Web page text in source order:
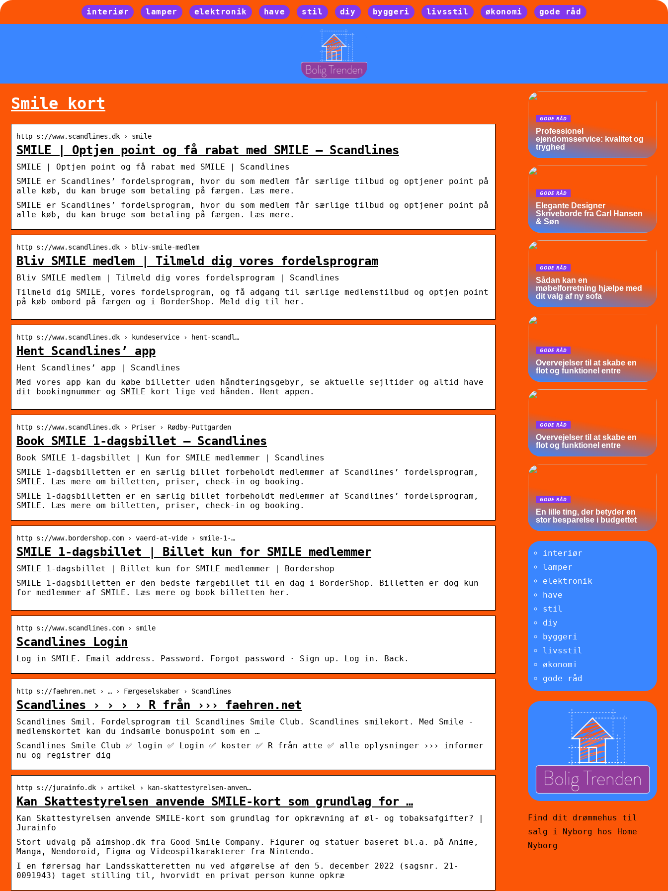
interiør lamper elektronik have stil diy byggeri livsstil økonomi gode råd
Smile kort
http s://www.scandlines.dk › smile
SMILE | Optjen point og få rabat med SMILE – Scandlines
SMILE | Optjen point og få rabat med SMILE | Scandlines
SMILE er Scandlines’ fordelsprogram, hvor du som medlem får særlige tilbud og optjener point på
alle køb, du kan bruge som betaling på færgen. Læs mere.
SMILE er Scandlines’ fordelsprogram, hvor du som medlem får særlige tilbud og optjener point på
alle køb, du kan bruge som betaling på færgen. Læs mere.
http s://www.scandlines.dk › bliv-smile-medlem
Bliv SMILE medlem | Tilmeld dig vores fordelsprogram
Bliv SMILE medlem | Tilmeld dig vores fordelsprogram | Scandlines
Tilmeld dig SMILE, vores fordelsprogram, og få adgang til særlige medlemstilbud og optjen point
på køb ombord på færgen og i BorderShop. Meld dig til her.
http s://www.scandlines.dk › kundeservice › hent-scandl…
Hent Scandlines’ app
Hent Scandlines’ app | Scandlines
Med vores app kan du købe billetter uden håndteringsgebyr, se aktuelle sejltider og altid have
dit bookingnummer og SMILE kort lige ved hånden. Hent appen.
http s://www.scandlines.dk › Priser › Rødby-Puttgarden
Book SMILE 1-dagsbillet – Scandlines
Book SMILE 1-dagsbillet | Kun for SMILE medlemmer | Scandlines
SMILE 1-dagsbilletten er en særlig billet forbeholdt medlemmer af Scandlines’ fordelsprogram,
SMILE. Læs mere om billetten, priser, check-in og booking.
SMILE 1-dagsbilletten er en særlig billet forbeholdt medlemmer af Scandlines’ fordelsprogram,
SMILE. Læs mere om billetten, priser, check-in og booking.
http s://www.bordershop.com › vaerd-at-vide › smile-1-…
SMILE 1-dagsbillet | Billet kun for SMILE medlemmer
SMILE 1-dagsbillet | Billet kun for SMILE medlemmer | Bordershop
SMILE 1-dagsbilletten er den bedste færgebillet til en dag i BorderShop. Billetten er dog kun
for medlemmer af SMILE. Læs mere og book billetten her.
http s://www.scandlines.com › smile
Scandlines Login
Log in SMILE. Email address. Password. Forgot password · Sign up. Log in. Back.
http s://faehren.net › … › Færgeselskaber › Scandlines
Scandlines › › › › R från ››› faehren.net
Scandlines Smil. Fordelsprogram til Scandlines Smile Club. Scandlines smilekort. Med Smile -
medlemskortet kan du indsamle bonuspoint som en …
Scandlines Smile Club ✅ login ✅ Login ✅ koster ✅ R från atte ✅ alle oplysninger ››› informer
nu og registrer dig
http s://jurainfo.dk › artikel › kan-skattestyrelsen-anven…
Kan Skattestyrelsen anvende SMILE-kort som grundlag for …
Kan Skattestyrelsen anvende SMILE-kort som grundlag for opkrævning af øl- og tobaksafgifter? |
Jurainfo
Stort udvalg på aimshop.dk fra Good Smile Company. Figurer og statuer baseret bl.a. på Anime,
Manga, Nendoroid, Figma og Videospilkarakterer fra Nintendo.
I en førersag har Landsskatteretten nu ved afgørelse af den 5. december 2022 (sagsnr. 21-
0091943) taget stilling til, hvorvidt en privat person kunne opkræ
GODE RÅD
Professionel
ejendomsservice: kvalitet og
tryghed
GODE RÅD
Elegante Designer
Skriveborde fra Carl Hansen
& Søn
GODE RÅD
Sådan kan en
møbelforretning hjælpe med
dit valg af ny sofa
GODE RÅD
Overvejelser til at skabe en
flot og funktionel entre
GODE RÅD
Overvejelser til at skabe en
flot og funktionel entre
GODE RÅD
En lille ting, der betyder en
stor besparelse i budgettet
interiør
lamper
elektronik
have
stil
diy
byggeri
livsstil
økonomi
gode råd
Find dit drømmehus til
salg i Nyborg hos Home
Nyborg